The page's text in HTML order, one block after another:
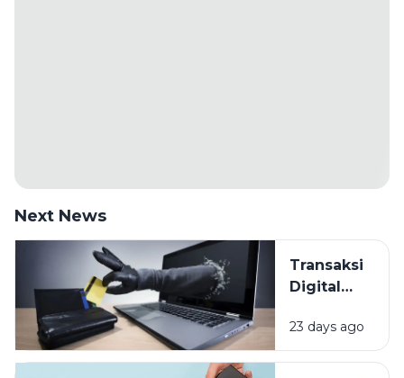
Next News
Transaksi
Digital
Mudah,
Bagaimana
23 days ago